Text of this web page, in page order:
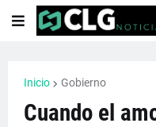
Inicio Gobierno
Cuando el